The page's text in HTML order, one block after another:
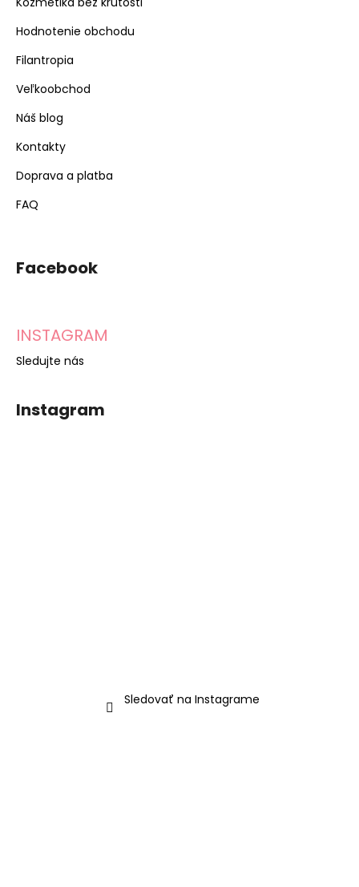
Hodnotenie obchodu
Filantropia
Veľkoobchod
Náš blog
Kontakty
Doprava a platba
FAQ
Facebook
INSTAGRAM
Sledujte nás
Instagram
Sledovať na Instagrame